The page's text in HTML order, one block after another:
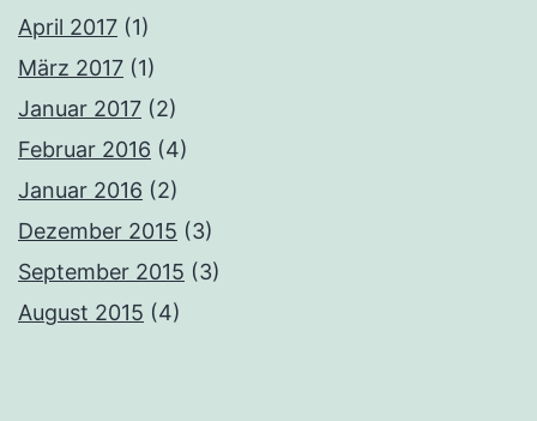
April 2017 (1)
März 2017 (1)
Januar 2017 (2)
Februar 2016 (4)
Januar 2016 (2)
Dezember 2015 (3)
September 2015 (3)
August 2015 (4)